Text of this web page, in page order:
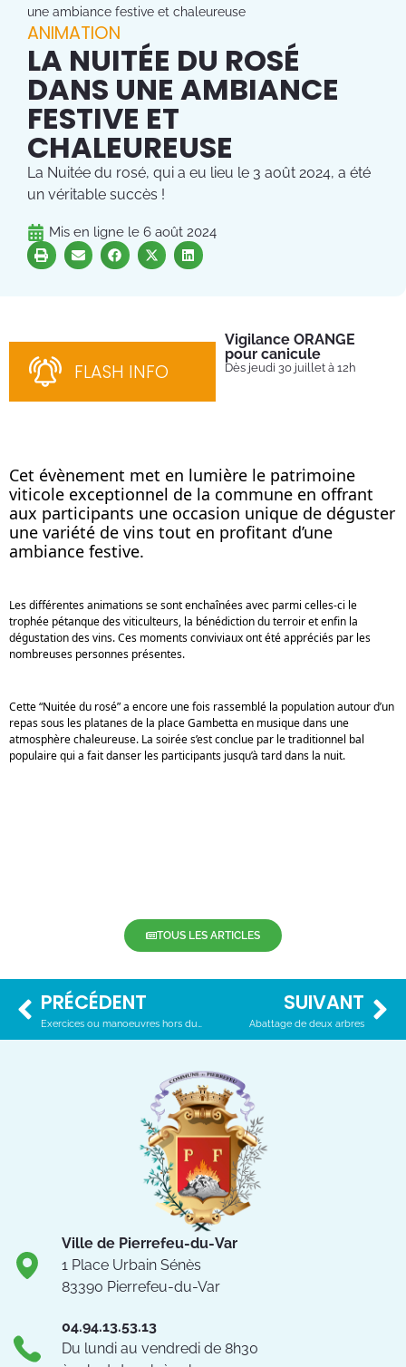
une ambiance festive et chaleureuse
ANIMATION
LA NUITÉE DU ROSÉ
DANS UNE AMBIANCE
FESTIVE ET
CHALEUREUSE
La Nuitée du rosé, qui a eu lieu le 3 août 2024, a été
un véritable succès !
Mis en ligne le 6 août 2024
FLASH INFO
Vigilance ORANGE
pour canicule
Dès jeudi 30 juillet à 12h
Cet évènement met en lumière le patrimoine
viticole exceptionnel de la commune en offrant
aux participants une occasion unique de déguster
une variété de vins tout en profitant d’une
ambiance festive.
Les différentes animations se sont enchaînées avec parmi celles-ci le
trophée pétanque des viticulteurs, la bénédiction du terroir et enfin la
dégustation des vins. Ces moments conviviaux ont été appréciés par les
nombreuses personnes présentes.
Cette “Nuitée du rosé” a encore une fois rassemblé la population autour d’un
repas sous les platanes de la place Gambetta en musique dans une
atmosphère chaleureuse. La soirée s’est conclue par le traditionnel bal
populaire qui a fait danser les participants jusqu’à tard dans la nuit.
TOUS LES ARTICLES
PRÉCÉDENT
Exercices ou manoeuvres hors du domaine militaire du 6 au 7 novembre
SUIVANT
Abattage de deux arbres
Ville de Pierrefeu-du-Var
1 Place Urbain Sénès
83390 Pierrefeu-du-Var
04.94.13.53.13
Du lundi au vendredi de 8h30